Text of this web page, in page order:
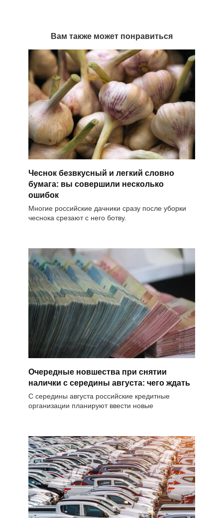
Вам также может понравиться
Чеснок безвкусный и легкий словно
бумага: вы совершили несколько
ошибок
Многие российские дачники сразу после уборки
чеснока срезают с него ботву.
Очередные новшества при снятии
налички с середины августа: чего ждать
С середины августа российские кредитные
организации планируют ввести новые